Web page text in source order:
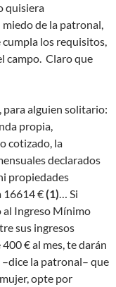
quisiera
de la patronal,
los requisitos,
campo. Claro que
para alguien solitario:
propia,
cotizado, la
declarados
propiedades
16614 €(1)… Si
al Ingreso Mínimo
sus ingresos
€ al mes, te darán
–dice la patronal– que
opte por